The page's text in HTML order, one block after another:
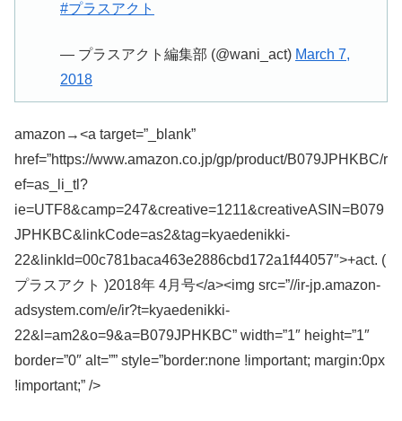
#プラスアクト
— プラスアクト編集部 (@wani_act) March 7,
2018
amazon→<a target=”_blank”
href=”https://www.amazon.co.jp/gp/product/B079JPHKBC/r
ef=as_li_tl?
ie=UTF8&camp=247&creative=1211&creativeASIN=B079
JPHKBC&linkCode=as2&tag=kyaedenikki-
22&linkId=00c781baca463e2886cbd172a1f44057″>+act. (
プラスアクト )2018年 4月号</a><img src=”//ir-jp.amazon-
adsystem.com/e/ir?t=kyaedenikki-
22&l=am2&o=9&a=B079JPHKBC” width=”1″ height=”1″
border=”0″ alt=”” style=”border:none !important; margin:0px
!important;” />